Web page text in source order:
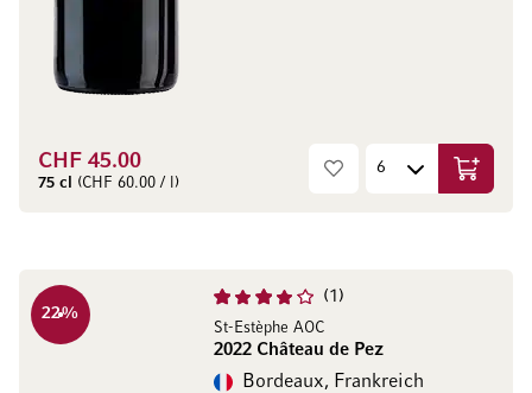
CHF 45.00
75 cl (CHF 60.00 / l) In den
1
St-Estèphe AOC
2022 Château de Pez
22%
Bordeaux, Frankreich